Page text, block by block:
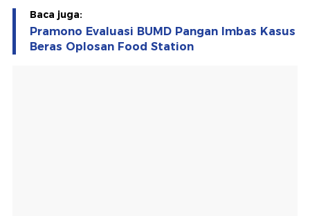
Baca juga:
Pramono Evaluasi BUMD Pangan Imbas Kasus
Beras Oplosan Food Station